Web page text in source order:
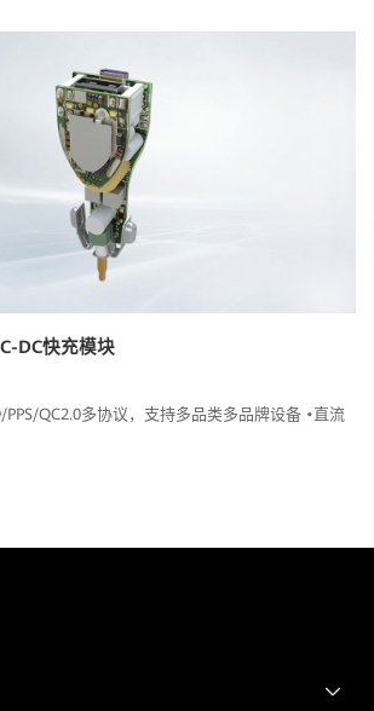
DC快充模块
PPS/QC2.0多协议，支持多品类多品牌设备 •直流